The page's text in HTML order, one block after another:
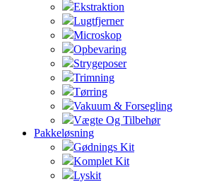
Ekstraktion
Lugtfjerner
Microskop
Opbevaring
Strygeposer
Trimning
Tørring
Vakuum & Forsegling
Vægte Og Tilbehør
Pakkeløsning
Gødnings Kit
Komplet Kit
Lyskit